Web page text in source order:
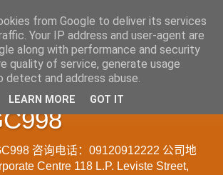
移民公司
咨询微信/
咨询电话：09120912222 公司地
Centre 118 L.P. Leviste Street,
from Google to deliver its services
Your IP address and user-agent are
along with performance and security
quality of service, generate usage
and address abuse.
LEARN MORE GOT IT